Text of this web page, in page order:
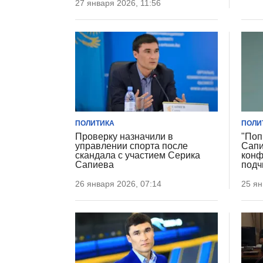
27 января 2026, 11:56
ПОЛИТИКА
Проверку назначили в
управлении спорта после
скандала с участием Серика
Сапиева
26 января 2026, 07:14 25